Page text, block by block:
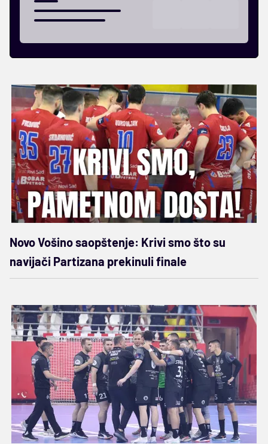
Novo Vošino saopštenje: Krivi smo što su
navijači Partizana prekinuli finale